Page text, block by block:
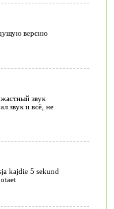
версию
звук
звук и всё, не
kajdie 5 sekund